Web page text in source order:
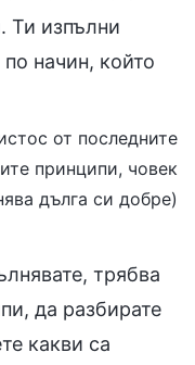
Ти изпълни
начин, който
от последните
принципи, човек
дълга си добре)
трябва
да разбирате
какви са